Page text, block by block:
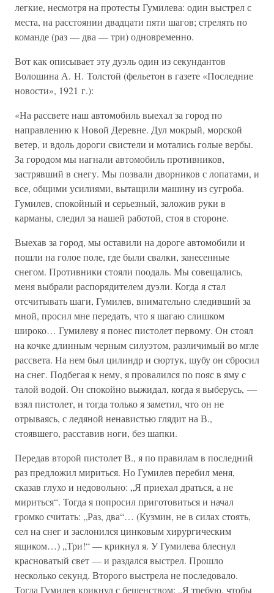
легкие, несмотря на протесты Гумилева: один выстрел с
места, на расстоянии двадцати пяти шагов; стрелять по
команде (раз — два — три) одновременно.
Вот как описывает эту дуэль один из секундантов
Волошина А. Н. Толстой (фельетон в газете «Последние
новости», 1921 г.):
«На рассвете наш автомобиль выехал за город по
направлению к Новой Деревне. Дул мокрый, морской
ветер, и вдоль дороги свистели и мотались голые вербы.
За городом мы нагнали автомобиль противников,
застрявший в снегу. Мы позвали дворников с лопатами, и
все, общими усилиями, вытащили машину из сугроба.
Гумилев, спокойный и серьезный, заложив руки в
карманы, следил за нашей работой, стоя в стороне.
Выехав за город, мы оставили на дороге автомобили и
пошли на голое поле, где были свалки, занесенные
снегом. Противники стояли поодаль. Мы совещались,
меня выбрали распорядителем дуэли. Когда я стал
отсчитывать шаги, Гумилев, внимательно следивший за
мной, просил мне передать, что я шагаю слишком
широко… Гумилеву я понес пистолет первому. Он стоял
на кочке длинным черным силуэтом, различимый во мгле
рассвета. На нем был цилиндр и сюртук, шубу он сбросил
на снег. Подбегая к нему, я провалился по пояс в яму с
талой водой. Он спокойно выжидал, когда я выберусь, —
взял пистолет, и тогда только я заметил, что он не
отрываясь, с ледяной ненавистью глядит на В.,
стоявшего, расставив ноги, без шапки.
Передав второй пистолет В., я по правилам в последний
раз предложил мириться. Но Гумилев перебил меня,
сказав глухо и недовольно: „Я приехал драться, а не
мириться“. Тогда я попросил приготовиться и начал
громко считать: „Раз, два“… (Кузмин, не в силах стоять,
сел на снег и заслонился цинковым хирургическим
ящиком…) „Три!“ — крикнул я. У Гумилева блеснул
красноватый свет — и раздался выстрел. Прошло
несколько секунд. Второго выстрела не последовало.
Тогда Гумилев крикнул с бешенством: „Я требую, чтобы